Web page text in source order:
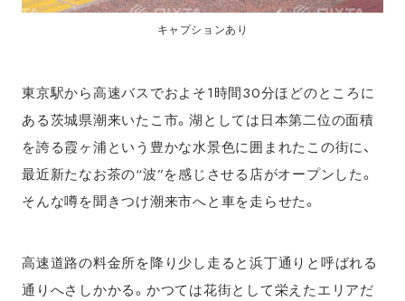
キャプションあり
東京駅から高速バスでおよそ1時間30分ほどのところに
ある茨城県潮来いたこ市。湖としては日本第二位の面積
を誇る霞ヶ浦という豊かな水景色に囲まれたこの街に、
最近新たなお茶の“波”を感じさせる店がオープンした。
そんな噂を聞きつけ潮来市へと車を走らせた。
高速道路の料金所を降り少し走ると浜丁通りと呼ばれる
通りへさしかかる。かつては花街として栄えたエリアだ